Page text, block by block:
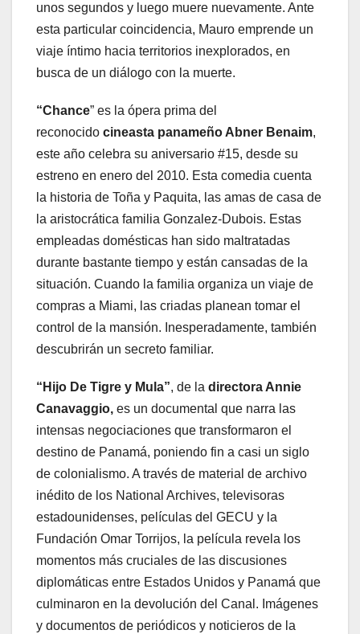
unos segundos y luego muere nuevamente. Ante
esta particular coincidencia, Mauro emprende un
viaje íntimo hacia territorios inexplorados, en
busca de un diálogo con la muerte.
“Chance” es la ópera prima del
reconocido cineasta panameño Abner Benaim,
este año celebra su aniversario #15, desde su
estreno en enero del 2010. Esta comedia cuenta
la historia de Toña y Paquita, las amas de casa de
la aristocrática familia Gonzalez-Dubois. Estas
empleadas domésticas han sido maltratadas
durante bastante tiempo y están cansadas de la
situación. Cuando la familia organiza un viaje de
compras a Miami, las criadas planean tomar el
control de la mansión. Inesperadamente, también
descubrirán un secreto familiar.
“Hijo De Tigre y Mula”, de la directora Annie
Canavaggio, es un documental que narra las
intensas negociaciones que transformaron el
destino de Panamá, poniendo fin a casi un siglo
de colonialismo. A través de material de archivo
inédito de los National Archives, televisoras
estadounidenses, películas del GECU y la
Fundación Omar Torrijos, la película revela los
momentos más cruciales de las discusiones
diplomáticas entre Estados Unidos y Panamá que
culminaron en la devolución del Canal. Imágenes
y documentos de periódicos y noticieros de la